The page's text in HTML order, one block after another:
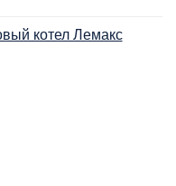
котел Лемакс